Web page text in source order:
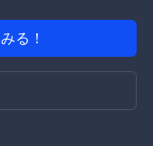
る！